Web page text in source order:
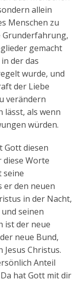
allein
Menschen zu
Grunderfahrung,
gemacht
der das
wurde, und
der Liebe
verändern
lässt, als wenn
würden.
Gott diesen
diese Worte
seine
er den neuen
in der Nacht,
seinen
ist der neue
neue Bund,
Christus.
Anteil
hat Gott mit dir